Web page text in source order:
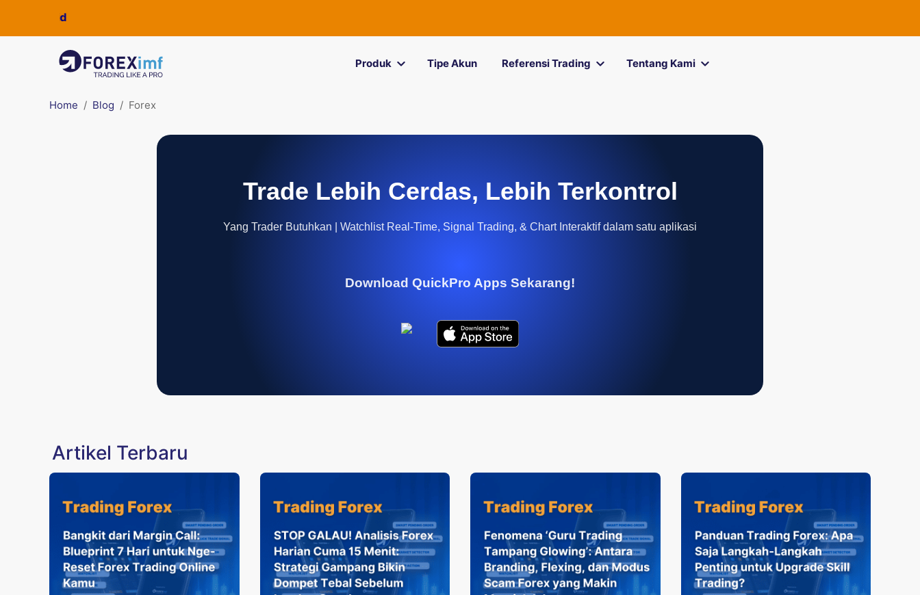
Produk Tipe Akun Referensi Trading Tentang Kami
Home Blog Forex
Trade Lebih Cerdas, Lebih Terkontrol
Yang Trader Butuhkan | Watchlist Real-Time, Signal Trading, & Chart Interaktif dalam satu aplikasi
Download QuickPro Apps Sekarang!
Artikel Terbaru